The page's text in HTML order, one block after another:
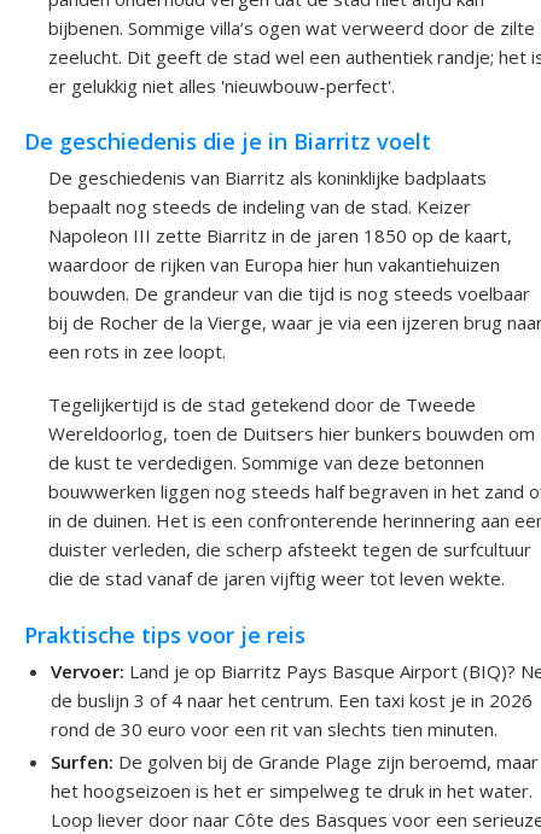
bijbenen. Sommige villa’s ogen wat verweerd door de zilte
zeelucht. Dit geeft de stad wel een authentiek randje; het
er gelukkig niet alles 'nieuwbouw-perfect'.
De geschiedenis die je in Biarritz voelt
De geschiedenis van Biarritz als koninklijke badplaats
bepaalt nog steeds de indeling van de stad. Keizer
Napoleon III zette Biarritz in de jaren 1850 op de kaart,
waardoor de rijken van Europa hier hun vakantiehuizen
bouwden. De grandeur van die tijd is nog steeds voelbaar
bij de Rocher de la Vierge, waar je via een ijzeren brug
een rots in zee loopt.
Tegelijkertijd is de stad getekend door de Tweede
Wereldoorlog, toen de Duitsers hier bunkers bouwden om
de kust te verdedigen. Sommige van deze betonnen
bouwwerken liggen nog steeds half begraven in het zand
in de duinen. Het is een confronterende herinnering aan
duister verleden, die scherp afsteekt tegen de surfcultuur
die de stad vanaf de jaren vijftig weer tot leven wekte.
Praktische tips voor je reis
Vervoer: Land je op Biarritz Pays Basque Airport (BIQ)?
de buslijn 3 of 4 naar het centrum. Een taxi kost je in 2026
rond de 30 euro voor een rit van slechts tien minuten.
Surfen: De golven bij de Grande Plage zijn beroemd,
het hoogseizoen is het er simpelweg te druk in het water.
Loop liever door naar Côte des Basques voor een